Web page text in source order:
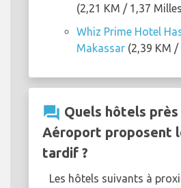
(2,21 KM / 1,37
Whiz Prime Hotel
Makassar (2,39 KM
question_answer Quels hôtels
Aéroport proposent
tardif ?
Les hôtels suivants à